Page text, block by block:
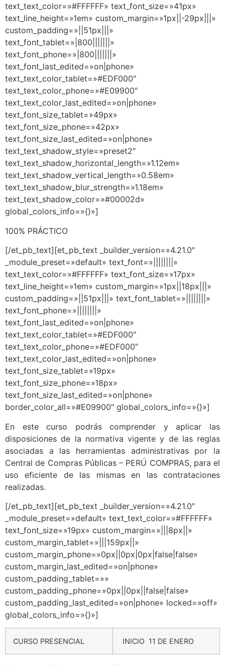
text_text_color=»#FFFFFF» text_font_size=»41px»
text_line_height=»1em» custom_margin=»1px||-29px|||»
custom_padding=»||51px|||»
text_font_tablet=»|800|||||||»
text_font_phone=»|800|||||||»
text_font_last_edited=»on|phone»
text_text_color_tablet=»#EDF000″
text_text_color_phone=»#E09900″
text_text_color_last_edited=»on|phone»
text_font_size_tablet=»49px»
text_font_size_phone=»42px»
text_font_size_last_edited=»on|phone»
text_text_shadow_style=»preset2″
text_text_shadow_horizontal_length=»1.12em»
text_text_shadow_vertical_length=»0.58em»
text_text_shadow_blur_strength=»1.18em»
text_text_shadow_color=»#00002d»
global_colors_info=»{}»]
100% PRÁCTICO
[/et_pb_text][et_pb_text _builder_version=»4.21.0″
_module_preset=»default» text_font=»||||||||»
text_text_color=»#FFFFFF» text_font_size=»17px»
text_line_height=»1em» custom_margin=»1px||18px|||»
custom_padding=»||51px|||» text_font_tablet=»||||||||»
text_font_phone=»||||||||»
text_font_last_edited=»on|phone»
text_text_color_tablet=»#EDF000″
text_text_color_phone=»#EDF000″
text_text_color_last_edited=»on|phone»
text_font_size_tablet=»19px»
text_font_size_phone=»18px»
text_font_size_last_edited=»on|phone»
border_color_all=»#E09900″ global_colors_info=»{}»]
En este curso podrás comprender y aplicar las
disposiciones de la normativa vigente y de las reglas
asociadas a las herramientas administrativas por la
Central de Compras Públicas – PERÚ COMPRAS, para el
uso eficiente de las mismas en las contrataciones
realizadas.
[/et_pb_text][et_pb_text _builder_version=»4.21.0″
_module_preset=»default» text_text_color=»#FFFFFF»
text_font_size=»19px» custom_margin=»|||8px||»
custom_margin_tablet=»|||159px||»
custom_margin_phone=»0px||0px|0px|false|false»
custom_margin_last_edited=»on|phone»
custom_padding_tablet=»»
custom_padding_phone=»0px||0px||false|false»
custom_padding_last_edited=»on|phone» locked=»off»
global_colors_info=»{}»]
CURSO PRESENCIAL INICIO 11 DE ENERO